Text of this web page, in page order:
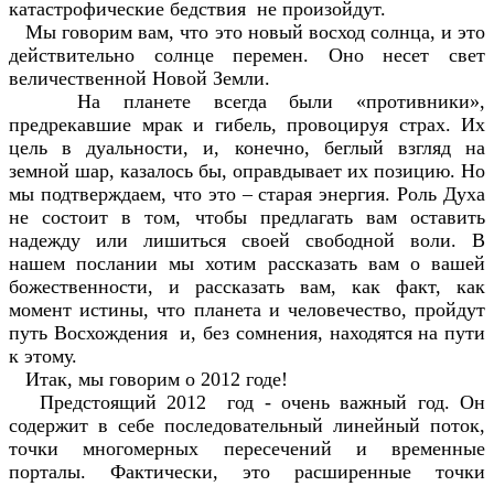
катастрофические бедствия не произойдут.
Мы говорим вам, что это новый восход солнца, и это
действительно солнце перемен. Оно несет свет
величественной Новой Земли.
На планете всегда были «противники»,
предрекавшие мрак и гибель, провоцируя страх. Их
цель в дуальности, и, конечно, беглый взгляд на
земной шар, казалось бы, оправдывает их позицию. Но
мы подтверждаем, что это – старая энергия. Роль Духа
не состоит в том, чтобы предлагать вам оставить
надежду или лишиться своей свободной воли. В
нашем послании мы хотим рассказать вам о вашей
божественности, и рассказать вам, как факт, как
момент истины, что планета и человечество, пройдут
путь Восхождения и, без сомнения, находятся на пути
к этому.
Итак, мы говорим о 2012 годе!
Предстоящий 2012 год - очень важный год. Он
содержит в себе последовательный линейный поток,
точки многомерных пересечений и временные
порталы. Фактически, это расширенные точки